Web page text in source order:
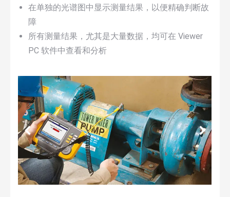
在单独的光谱图中显示测量结果，以便精确判断故
障
所有测量结果，尤其是大量数据，均可在 Viewer
PC 软件中查看和分析